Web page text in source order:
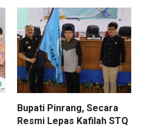
Bupati Pinrang, Secara
Resmi Lepas Kafilah STQ